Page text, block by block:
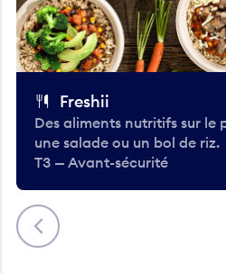
Précédent
Freshii
Des aliments nutritifs sur le
une salade ou un bol de riz.
T3 — Avant-sécurité